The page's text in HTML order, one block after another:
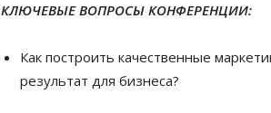
КЛЮЧЕВЫЕ ВОПРОСЫ КОНФЕРЕНЦИИ:
Как построить качественные
результат для бизнеса?